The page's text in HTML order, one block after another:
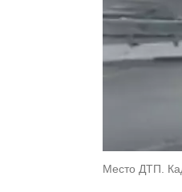
Место ДТП.